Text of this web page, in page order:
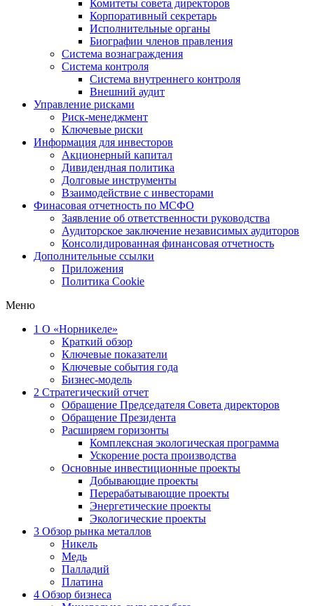
Комитеты совета директоров
Корпоративный секретарь
Исполнительные органы
Биографии членов правления
Система вознаграждения
Система контроля
Система внутреннего контроля
Внешний аудит
Управление рисками
Риск-менеджмент
Ключевые риски
Информация для инвесторов
Акционерный капитал
Дивидендная политика
Долговые инструменты
Взаимодействие с инвеcторами
Финасовая отчетность по МСФО
Заявление об ответственности руководства
Аудиторское заключение независимых аудиторов
Консолидированная финансовая отчетность
Дополнительные ссылки
Приложения
Политика Cookie
Меню
1 О «Норникеле»
Краткий обзор
Ключевые показатели
Ключевые события года
Бизнес-модель
2 Стратегический отчет
Обращение Председателя Совета директоров
Обращение Президента
Расширяем горизонты
Комплексная экологическая программа
Ускорение роста производства
Основные инвестиционные проекты
Добывающие проекты
Перерабатывающие проекты
Энергетические проекты
Экологические проекты
3 Обзор рынка металлов
Никель
Медь
Палладий
Платина
4 Обзор бизнеса